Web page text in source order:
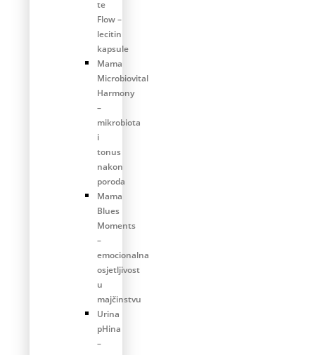
te
Flow –
lecitin
kapsule
Mama
Microbiovital
Harmony
–
mikrobiota
i
tonus
nakon
poroda
Mama
Blues
Moments
–
emocionalna
osjetljivost
u
majčinstvu
Urina
pHina
–